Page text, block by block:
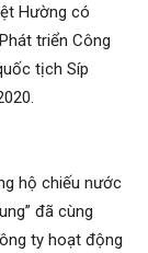
Hường có
triển Công
tịch Síp
hộ chiếu nước
đã cùng
ty hoạt động